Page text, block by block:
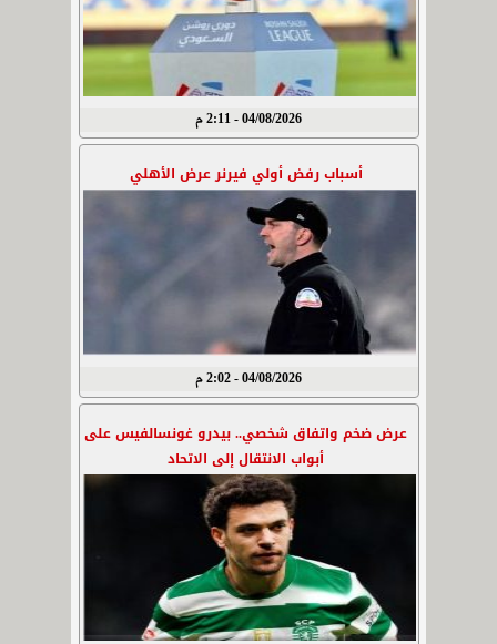
04/08/2026 - 2:11 م
أسباب رفض أولي فيرنر عرض الأهلي
04/08/2026 - 2:02 م
عرض ضخم واتفاق شخصي.. بيدرو غونسالفيس على
أبواب الانتقال إلى الاتحاد